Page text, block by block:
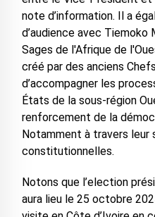
note d’information. Il a
d’audience avec Tiemoko
Sages de l'Afrique de
créé par des anciens
d’accompagner les
États de la sous-région
renforcement de la
Notamment à travers leur
constitutionnelles.
Notons que l’election
aura lieu le 25 octobre